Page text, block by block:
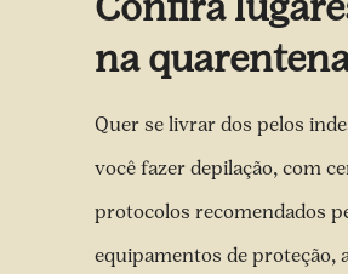
na
Quer se livrar dos pelos
você fazer depilação, com
protocolos recomendados
equipamentos de proteção,